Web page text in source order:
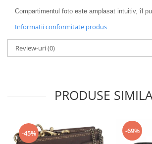
Compartimentul foto este amplasat intuitiv, îl
Informatii conformitate produs
Review-uri(0)
PRODUSE
-45% -69%